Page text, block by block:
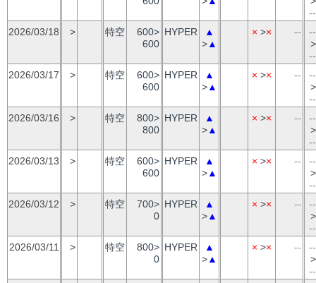
--
2026/03/18
> 特空
600>
600
HYPER
▲
>▲
× >× --
--
>
--
2026/03/17
> 特空
600>
600
HYPER
▲
>▲
× >× --
--
>
--
2026/03/16
> 特空
800>
800
HYPER
▲
>▲
× >× --
--
>
--
2026/03/13
> 特空
600>
600
HYPER
▲
>▲
× >× --
--
>
--
2026/03/12
> 特空
700>
0
HYPER
▲
>▲
× >× --
--
>
--
2026/03/11
> 特空
800>
0
HYPER
▲
>▲
× >× --
--
>
--